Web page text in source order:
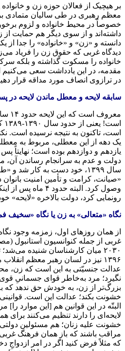
بر هیچیک از فعالان حوزه زن و
معظم رهبری در طی سالیان متمادی
خصوصاً در محیط خانواده و لزوم
داشته‌اند و از سوی دیگر هم حمایت از
دانسته و «زن» و «خانواده» را جدا از
دیدگاه غربی که حقوق زن را فریاد
خانواده را مسکوت گذاشته و بلکه
مقدمه، در این یادداشت سعی می‌کنیم
در ترازوی انصاف مورد مداقه قرار
سابقه لایحه و معطل ماندن لایحه
است، تاکنون به نتیجه نرسیده است.
یک دهه از این معطلی، مربوط به
یازدهم و دوازدهم بوده است؛ نهایتاً
دولت و عدم به سرانجام رساندن آن،
سال ۱۳۹۹، خود دست به کار شد و
«صیانت، کرامت و تأمین امنیت بانوان
وصول کرد. البته
رونمایی کرد، دولت بالاخره «لایحه»
نگاه «متعالی» به زن یا نگاه «سخیف
از همان روزهای اول، زمزمه وجود
۲۰۳۰ میان کارشناسان شنیده
۱۳۹۶ نیز در لسان رهبر معظم
عدالت جنسیّتی به این است که زن،
نگیرد؛ مرد به‌خاطر قوای جسمانیِ
بزرگ‌تر از زن، به خودش حق ندهد که
خشونت بکند؛ عدالت این است. قوانینی
البتّه در این قوانین هم [این موارد
لایحه‌ای را دارند تنظیم می‌کنند برای
خشونت علیه زنان؛ هم مسئولین
مراقب باشند که باز همان فرهنگ غربی
که مثلاً فرض کنید اگر در امر ازدواجِ